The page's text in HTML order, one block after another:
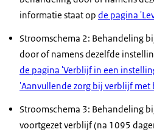
informatie staat op de pagina
Stroomschema 2: Behandeling
door of namens dezelfde
de pagina 'Verblijf in een
'Aanvullende zorg bij verblijf
Stroomschema 3: Behandeling
voortgezet verblijf (na 1095